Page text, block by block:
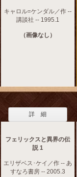
キャロル=ケンダル／作 --
講談社 -- 1995.1
（画像なし）
詳 細
フェリックスと異界の伝
説 1
エリザベス･ケイ／作 -- あ
すなろ書房 -- 2005.3